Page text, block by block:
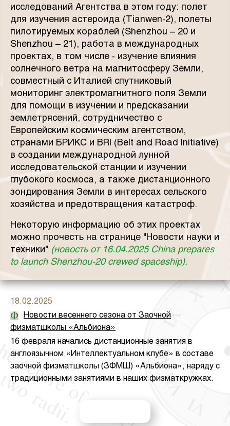
исследований Агентства в этом году: полет
для изучения астероида (Tianwen-2), полеты
пилотируемых кораблей (Shenzhou – 20 и
Shenzhou – 21), работа в международных
проектах, в том числе - изучение влияния
солнечного ветра на магнитосферу Земли,
совместный с Италией спутниковый
мониторинг электромагнитного поля Земли
для помощи в изучении и предсказании
землетрясений, сотрудничество с
Европейским космическим агентством,
странами БРИКС и BRI (Belt and Road Initiative)
в создании международной лунной
исследовательской станции и изучении
глубокого космоса, а также дистанционного
зондирования Земли в интересах сельского
хозяйства и предотвращения катастроф.
Некоторую информацию об этих проектах
можно прочесть на странице "Новости науки и
техники" (новость от 16.04.2025 China prepares
to launch Shenzhou-20 crewed spaceship).
18.02.2025
Новости весеннего сезона от Заочной
физматшколы «Альбиона»
16 февраля начались дистанционные занятия в
англоязычном «Интеллектуальном клубе» в составе
заочной физматшколы (ЗФМШ) «Альбиона», наряду с
традиционными занятиями в наших физматкружках.